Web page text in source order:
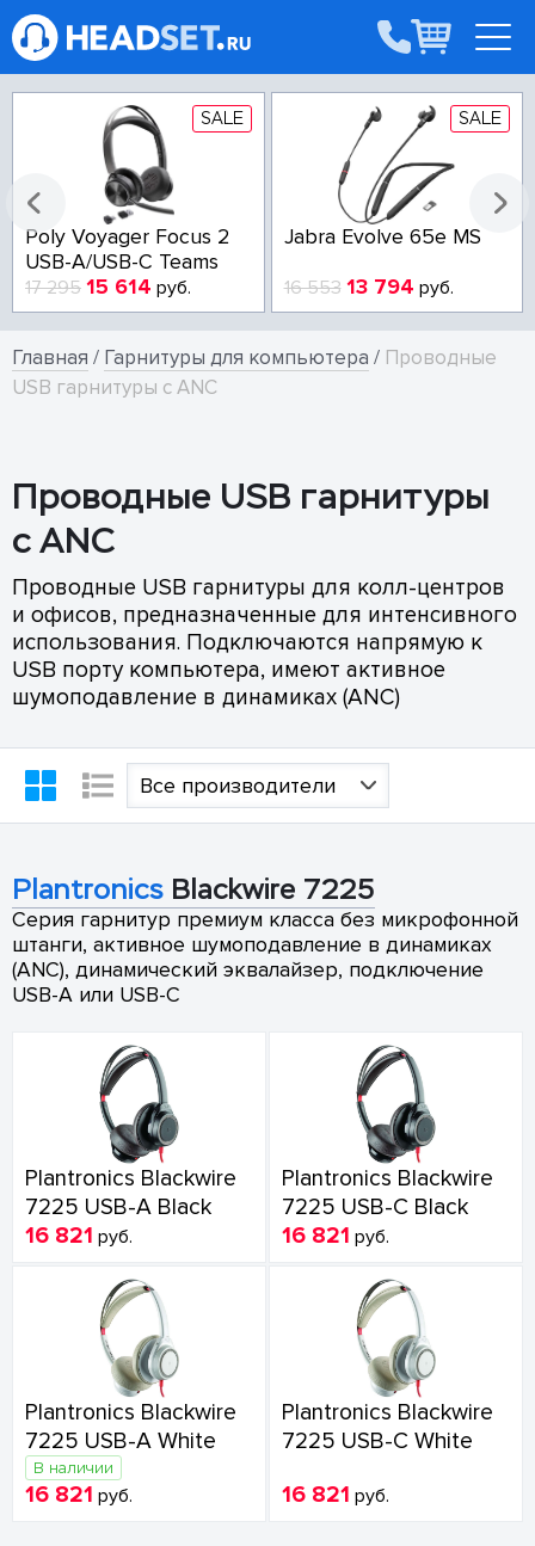
SALE
Poly Voyager Focus 2
USB-A/USB-C Teams
17 295 15 614 руб.
SALE
Jabra Evolve 65e MS
16 553 13 794 руб.
Главная / Гарнитуры для компьютера / Проводные
USB гарнитуры с ANC
Проводные USB гарнитуры
с ANC
Проводные USB гарнитуры для колл-центров
и офисов, предназначенные для интенсивного
использования. Подключаются напрямую к
USB порту компьютера, имеют активное
шумоподавление в динамиках (ANC)
Все производители
Plantronics Blackwire 7225
Серия гарнитур премиум класса без микрофонной
штанги, активное шумоподавление в динамиках
(ANC), динамический эквалайзер, подключение
USB-A или USB-C
Plantronics Blackwire
7225 USB-A Black
16 821 руб.
Plantronics Blackwire
7225 USB-C Black
16 821 руб.
Plantronics Blackwire
7225 USB-A White
В наличии
16 821 руб.
Plantronics Blackwire
7225 USB-C White
16 821 руб.